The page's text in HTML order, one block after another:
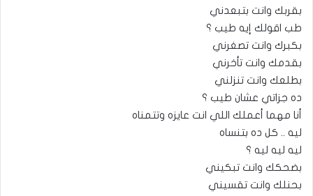
بقربك وانت بتبعدني
طب اقولك إيه طيب ؟
بكبرك وانت تصغرني
بقدمك وانت تأخرني
بطلعك وانت تنزلني
ده جزاتي عشان طيب ؟
أنا مهما أعملك اللي انت عايزه وتتمناه
ليه .. كل ده بتنساه
ليه ليه ليه ؟
بضحكك وانت تبكيني
بحنلك وانت تقسيني